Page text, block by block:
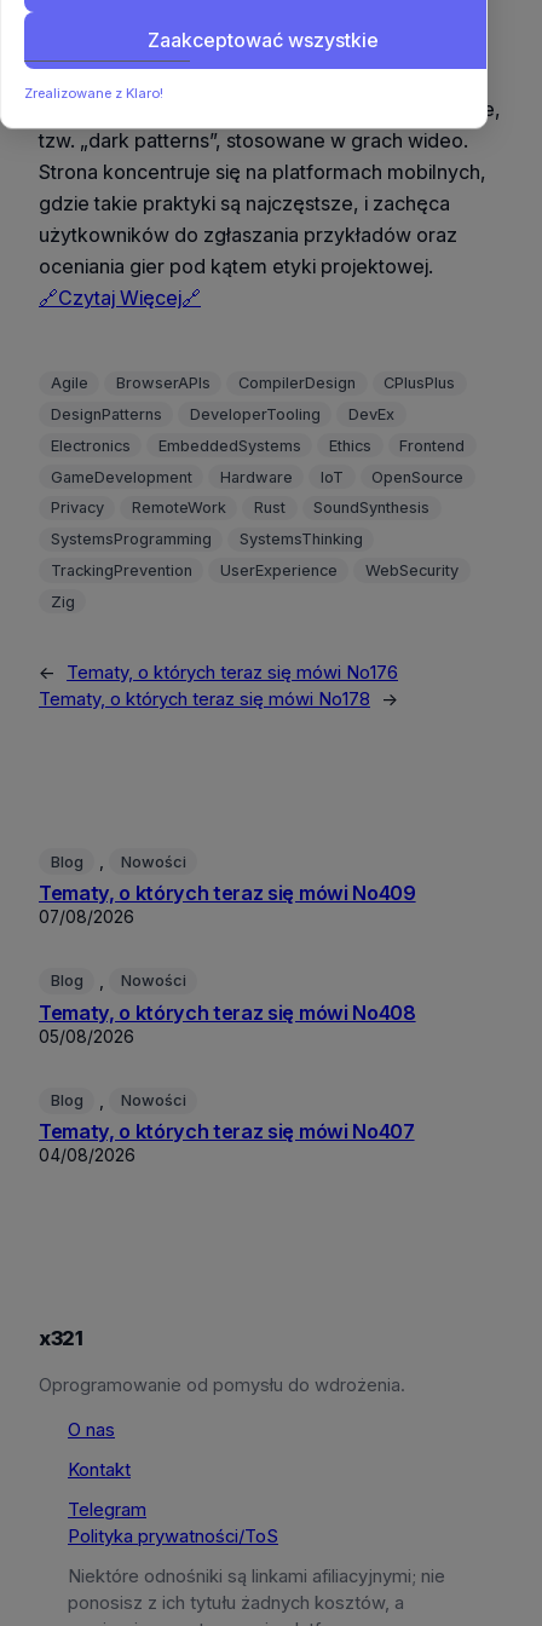
uzależniających w modelu free-to-play.
DarkPattern.Games to nowa platforma
dokumentująca manipulacyjne techniki projektowe,
tzw. „dark patterns”, stosowane w grach wideo.
Strona koncentruje się na platformach mobilnych,
gdzie takie praktyki są najczęstsze, i zachęca
użytkowników do zgłaszania przykładów oraz
oceniania gier pod kątem etyki projektowej.
🔗Czytaj Więcej🔗
Agile BrowserAPIs CompilerDesign
CPlusPlus
DesignPatterns
DeveloperTooling
DevEx
Electronics
EmbeddedSystems Ethics
Frontend
GameDevelopment
Hardware IoT
OpenSource
Privacy
RemoteWork Rust
SoundSynthesis
SystemsProgramming
SystemsThinking
TrackingPrevention
UserExperience
WebSecurity
Zig
←
Tematy, o których teraz się mówi No176
Tematy, o których teraz się mówi No178
→
Blog Nowości
Tematy, o których teraz się mówi No409
07/08/2026
Blog Nowości
Tematy, o których teraz się mówi No408
05/08/2026
Blog Nowości
Tematy, o których teraz się mówi No407
04/08/2026
x321
Oprogramowanie od pomysłu do wdrożenia.
O nas
Kontakt
Telegram
Polityka prywatności/ToS
Niektóre odnośniki są linkami afiliacyjnymi; nie
ponosisz z ich tytułu żadnych kosztów, a
Zaakceptować wszystkie
Zrealizowane z Klaro!